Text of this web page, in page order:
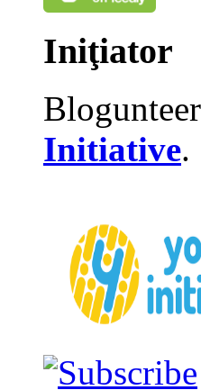
Iniţiator
Initiative.